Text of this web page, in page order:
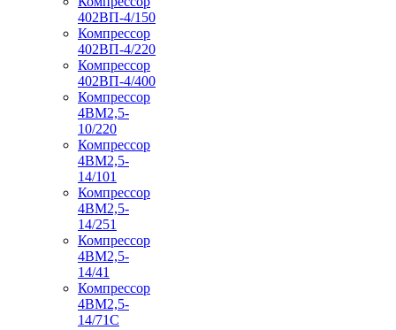
402ВП-4/150
Компрессор
402ВП-4/220
Компрессор
402ВП-4/400
Компрессор
4ВМ2,5-
10/220
Компрессор
4ВМ2,5-
14/101
Компрессор
4ВМ2,5-
14/251
Компрессор
4ВМ2,5-
14/41
Компрессор
4ВМ2,5-
14/71C